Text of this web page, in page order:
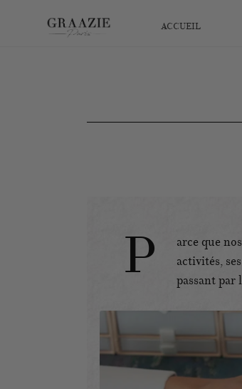
ACCUEIL
P
arce que
activités,
passant par